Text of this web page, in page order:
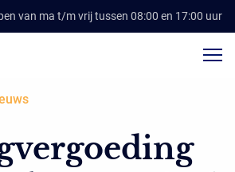
van ma t/m vrij tussen 08:00 en 17:00 uur